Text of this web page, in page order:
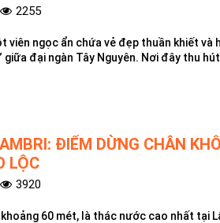
2255
viên ngọc ẩn chứa vẻ đẹp thuần khiết và
giữa đại ngàn Tây Nguyên. Nơi đây thu
ĐIỂM DỪNG CHÂN
LỘC
3920
60 mét, là thác nước cao nhất tại